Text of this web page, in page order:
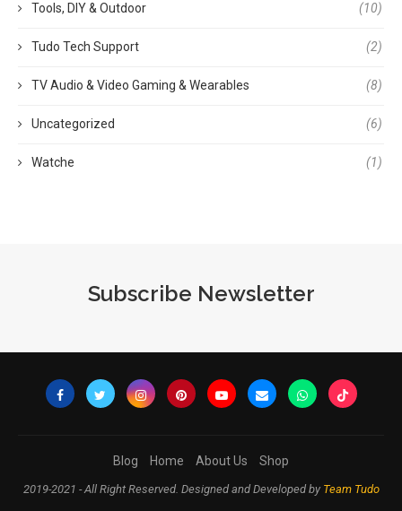
Tools, DIY & Outdoor (10)
Tudo Tech Support (2)
TV Audio & Video Gaming & Wearables (8)
Uncategorized (6)
Watche (1)
Subscribe Newsletter
Blog Home About Us Shop
2019-2021 - All Right Reserved. Designed and Developed by Team Tudo